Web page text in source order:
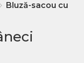
Bluză-sacou cu